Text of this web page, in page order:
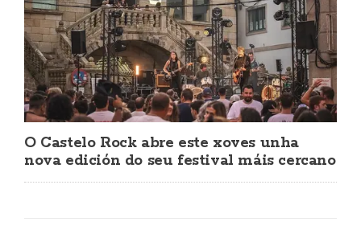
O Castelo Rock abre este xoves unha
nova edición do seu festival máis cercano